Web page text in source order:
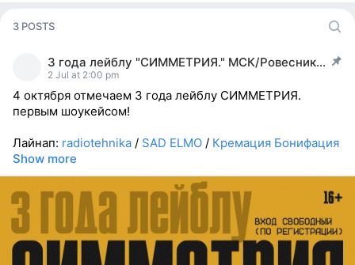
3 POSTS
3 года лейблу "СИММЕТРИЯ." МСК/Ровесник/4.10
post pinned
2 Jul at 2:00 pm
4 октября отмечаем 3 года лейблу СИММЕТРИЯ.
первым шоукейсом!
Лайнап: radiotehnika / SAD ELMO / Кремация Бонифация
Show more